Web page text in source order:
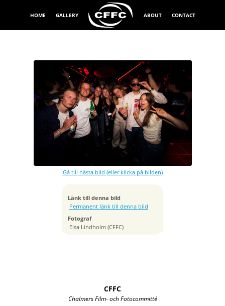
HOME GALLERY ABOUT CONTACT
Gå till nästa bild (eller klicka på bilden)
Länk till denna bild
Permanent länk till denna bild
Fotograf
Elsa Lindholm (CFFC)
Exponeringstid
Kamera
Tagen
2025:05:01 00:38:57
ISO
400
CFFC
Chalmers Film- och Fotocommitté